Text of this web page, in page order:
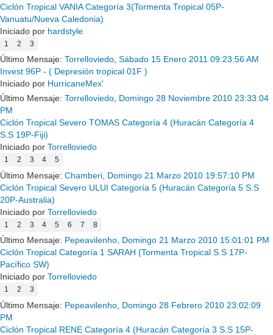
Ciclón Tropical VANIA Categoría 3(Tormenta Tropical 05P-
Vanuatu/Nueva Caledonia)
Iniciado por hardstyle
1 2 3
Último Mensaje: Torrelloviedo, Sábado 15 Enero 2011 09:23:56 AM
Invest 96P - ( Depresión tropical 01F )
Iniciado por HurricaneMex'
Último Mensaje: Torrelloviedo Domingo 28 Noviembre 2010 23:33:04
PM
Ciclón Tropical Severo TOMAS Categoría 4 (Huracán Categoría 4
S.S 19P-Fiji)
Iniciado por Torrelloviedo
1 2 3 4 5
Último Mensaje: Chamberi Domingo 21 Marzo 2010 19:57:10 PM
Ciclón Tropical Severo ULUI Categoría 5 (Huracán Categoría 5 S.S
20P-Australia)
Iniciado por Torrelloviedo
1 2 3 4 5 6 7 8
Último Mensaje: Pepeavilenho Domingo 21 Marzo 2010 15:01:01 PM
Ciclón Tropical Categoría 1 SARAH (Tormenta Tropical S.S 17P-
Pacífico SW)
Iniciado por Torrelloviedo
1 2 3
Último Mensaje: Pepeavilenho Domingo 28 Febrero 2010 23:02:09
PM
Ciclón Tropical RENE Categoría 4 (Huracán Categoría 3 S.S 15P-